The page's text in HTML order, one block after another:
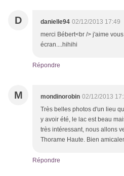
D danielle94 02/12/2013 17:49
merci Bébert<br /> j'aime
écran....hihihi
Répondre
M mondinorobin 02/12/2013
Très belles photos d'un lieu
y avoir été, le lac est beau
très intéressant, nous allons
Thorame Haute. Bien
Répondre